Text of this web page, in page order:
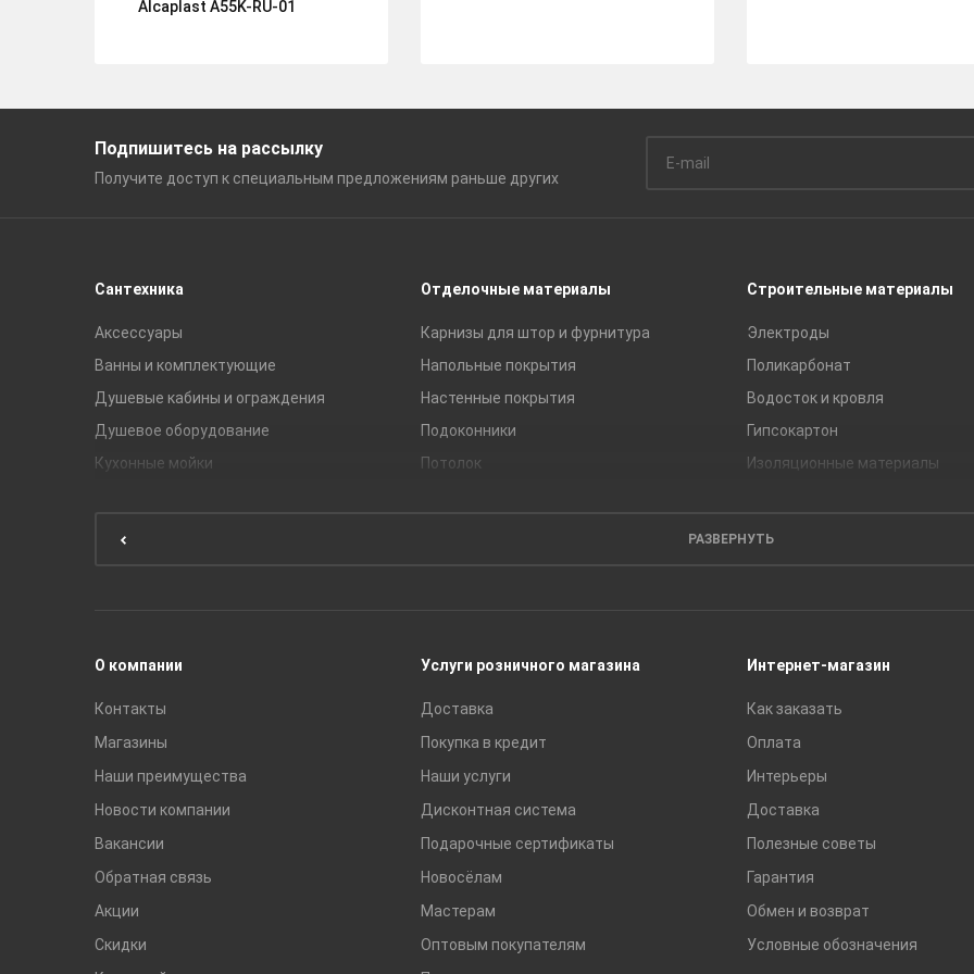
Alcaplast A55K-RU-01
Подпишитесь на рассылку
Получите доступ к специальным предложениям раньше других
Сантехника
Аксессуары
Ванны и комплектующие
Душевые кабины и ограждения
Душевое оборудование
Кухонные мойки
Отделочные материалы
Карнизы для штор и фурнитура
Напольные покрытия
Настенные покрытия
Подоконники
Потолок
Строительные материалы
Электроды
Поликарбонат
Водосток и кровля
Гипсокартон
Изоляционные материалы
Сухие смеси
РАЗВЕРНУТЬ
О компании
Контакты
Магазины
Наши преимущества
Новости компании
Вакансии
Обратная связь
Акции
Скидки
Услуги розничного магазина
Доставка
Покупка в кредит
Наши услуги
Дисконтная система
Подарочные сертификаты
Новосёлам
Мастерам
Оптовым покупателям
Интернет-магазин
Как заказать
Оплата
Интерьеры
Доставка
Полезные советы
Гарантия
Обмен и возврат
Условные обозначения